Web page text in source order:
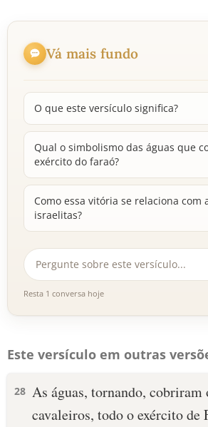
Vá mais fundo
O que este versículo significa?
Qual o simbolismo das águas que
exército do faraó?
Como essa vitória se relaciona com
israelitas?
Resta 1 conversa hoje
Este versículo em outras
28 As águas, tornando, cobriram
cavaleiros, todo o exército de